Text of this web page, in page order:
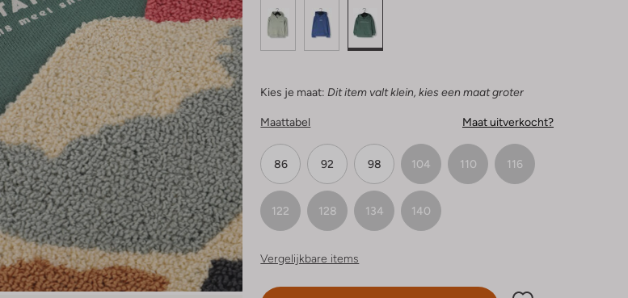
Kies je maat: Dit item valt klein, kies een maat groter
Maattabel Maat uitverkocht?
86 92 98 104 110 116
122 128 134 140
Vergelijkbare items